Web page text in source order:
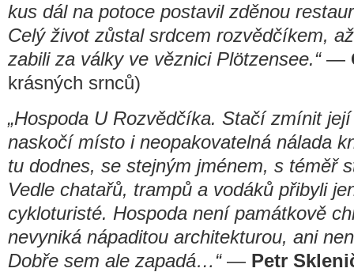
kus dál na potoce postavil zděnou
Celý život zůstal srdcem rozvědčíkem,
zabili za války ve věznici Plötzensee.“—
krásných srnců)
„Hospoda U Rozvědčíka. Stačí zmínit
naskočí místo i neopakovatelná nálada
tu dodnes, se stejným jménem, s téměř
Vedle chatařů, trampů a vodáků přibyli
cykloturisté. Hospoda není památkově
nevyniká nápaditou architekturou, ani
Dobře sem ale zapadá…“— Petr